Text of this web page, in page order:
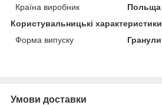
Країна виробник
Польща
Користувальницькі характеристики
Форма випуску
Гранули
Умови доставки